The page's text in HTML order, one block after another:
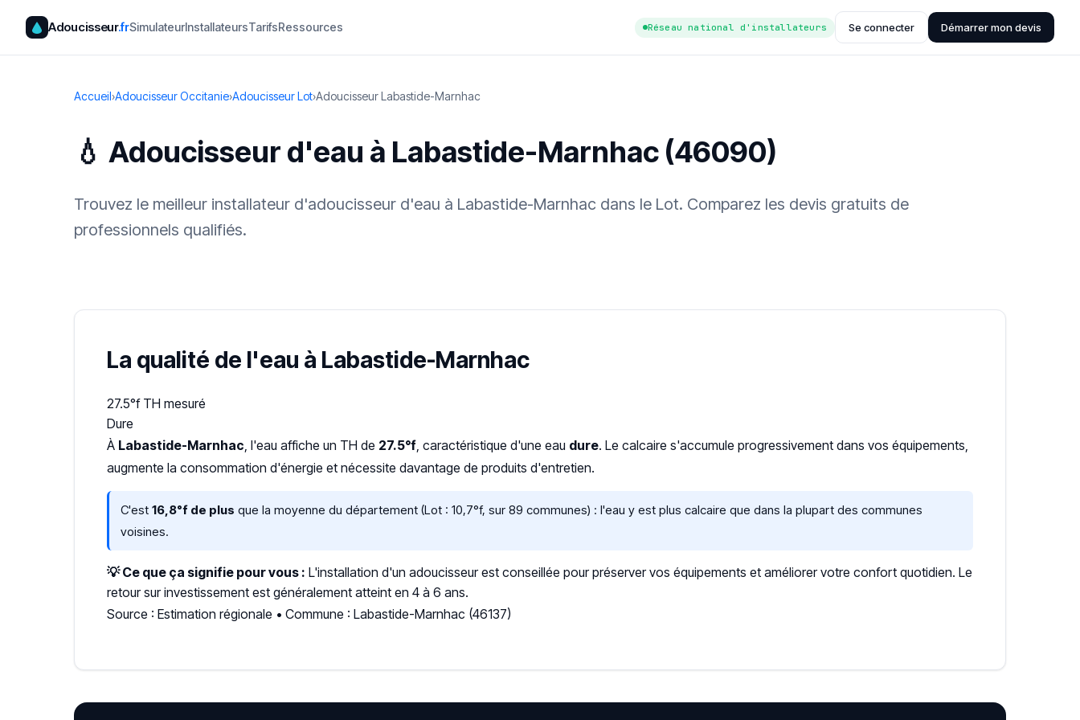
Adoucisseur.frSimulateurInstallateursTarifsRessources Réseau national d'installateurs Se connecter Démarrer mon devis
Accueil›Adoucisseur Occitanie›Adoucisseur Lot›Adoucisseur Labastide-Marnhac
💧 Adoucisseur d'eau à Labastide-Marnhac (46090)
Trouvez le meilleur installateur d'adoucisseur d'eau à Labastide-Marnhac dans le Lot. Comparez les devis gratuits de
professionnels qualifiés.
La qualité de l'eau à Labastide-Marnhac
27.5°f TH mesuré
Dure
À Labastide-Marnhac, l'eau affiche un TH de 27.5°f, caractéristique d'une eau dure. Le calcaire s'accumule progressivement dans vos équipements,
augmente la consommation d'énergie et nécessite davantage de produits d'entretien.
C'est 16,8°f de plus que la moyenne du département (Lot : 10,7°f, sur 89 communes) : l'eau y est plus calcaire que dans la plupart des communes
voisines.
💡 Ce que ça signifie pour vous : L'installation d'un adoucisseur est conseillée pour préserver vos équipements et améliorer votre confort quotidien. Le
retour sur investissement est généralement atteint en 4 à 6 ans.
Source : Estimation régionale • Commune : Labastide-Marnhac (46137)